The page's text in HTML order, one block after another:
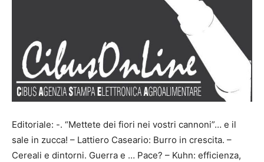
Editoriale: -. “Mettete dei fiori nei vostri cannoni”… e il
sale in zucca! – Lattiero Caseario: Burro in crescita. –
Cereali e dintorni. Guerra e … Pace? – Kuhn: efficienza,